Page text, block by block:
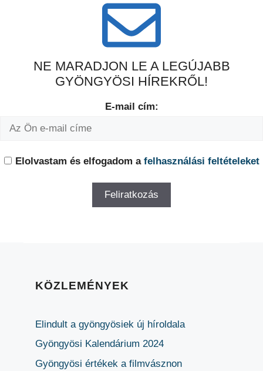
NE MARADJON LE A LEGÚJABB
GYÖNGYÖSI HÍREKRŐL!
E-mail cím:
Elolvastam és elfogadom a felhasználási feltételeket
KÖZLEMÉNYEK
Elindult a gyöngyösiek új híroldala
Gyöngyösi Kalendárium 2024
Gyöngyösi értékek a filmvásznon